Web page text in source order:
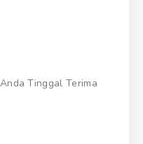
Tinggal Terima